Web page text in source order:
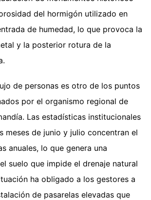
del hormigón utilizado en
de humedad, lo que provoca la
y la posterior rotura de la
de personas es otro de los puntos
por el organismo regional de
Las estadísticas institucionales
meses de junio y julio concentran el
anuales, lo que genera una
suelo que impide el drenaje natural
ha obligado a los gestores a
de pasarelas elevadas que